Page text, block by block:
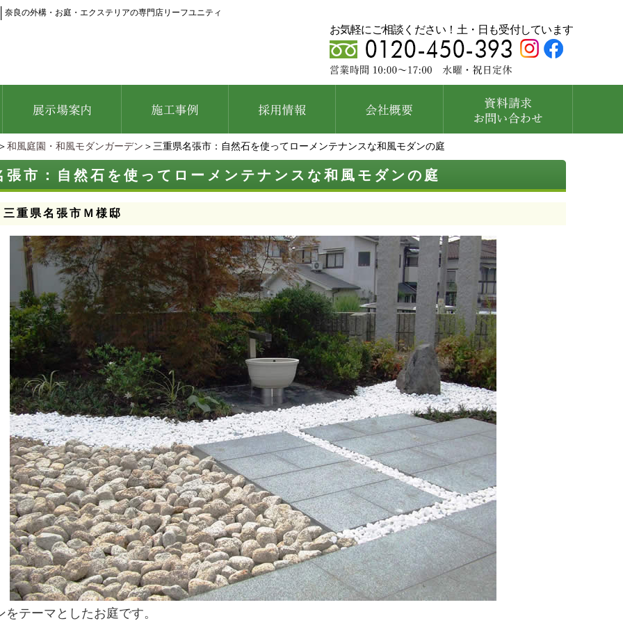
奈良の外構・お庭・エクステリアの専門店リーフユニティ
お気軽にご相談ください！土・日も受付しています
和風庭園・和風モダンガーデン ＞三重県名張市：自然石を使ってローメンテナンスな和風モダンの庭
張市：自然石を使ってローメンテナンスな和風モダンの庭
重県名張市Ｍ様邸
をテーマとしたお庭です。